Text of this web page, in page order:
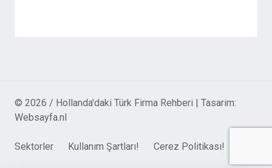
© 2026 / Hollanda'daki Türk Firma Rehberi | Tasarim:
Websayfa.nl
Sektorler Kullanım Şartları! Cerez Politikası!